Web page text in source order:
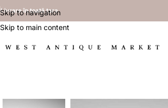
Skip to navigation
Skip to main content
Livrare în toată țara